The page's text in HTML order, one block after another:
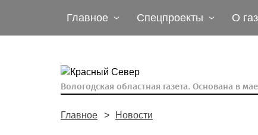
Главное Спецпроекты О
Вологодская областная газета. Основана в мае
Главное Новости